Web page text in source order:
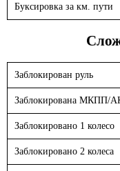
Буксировка за км. пути
Заблокирован руль
Заблокирована МКПП/
Заблокировано 1 колесо
Заблокировано 2 колеса